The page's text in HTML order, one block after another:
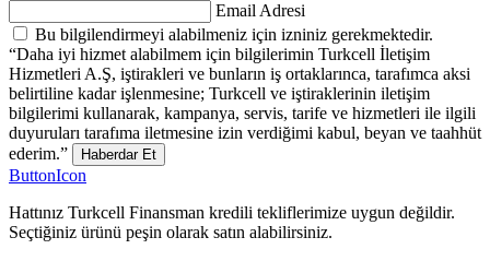
Email Adresi
Bu bilgilendirmeyi alabilmeniz için izniniz gerekmektedir.
“Daha iyi hizmet alabilmem için bilgilerimin Turkcell İletişim
Hizmetleri A.Ş, iştirakleri ve bunların iş ortaklarınca, tarafımca aksi
belirtiline kadar işlenmesine; Turkcell ve iştiraklerinin iletişim
bilgilerimi kullanarak, kampanya, servis, tarife ve hizmetleri ile ilgili
duyuruları tarafıma iletmesine izin verdiğimi kabul, beyan ve taahhüt
ederim.”
Haberdar Et
ButtonIcon
Hattınız Turkcell Finansman kredili tekliflerimize uygun değildir.
Seçtiğiniz ürünü peşin olarak satın alabilirsiniz.